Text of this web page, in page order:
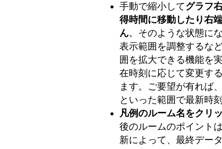
手動で縮小してグラフ
得時間に移動したり右
ん。そのような状態に
表示範囲を調整するな
囲を拡大できる機能を
在時刻に応じて変更す
ます。ご要望が有れば
といった範囲で最新時
凡例のルーム名をクリ
後のルームのポイント
新によって、最終デー